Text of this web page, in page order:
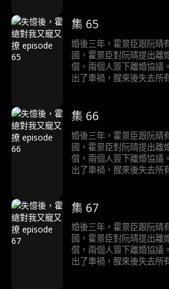
行人都送進了監獄後，徹
集 65
婚後三年，霍景臣跟阮晴
國，霍景臣對阮晴提出離
償，兩個人簽下離婚協議
出了車禍，醒來後失去所
行人都送進了監獄後，徹
集 66
婚後三年，霍景臣跟阮晴
國，霍景臣對阮晴提出離
償，兩個人簽下離婚協議
出了車禍，醒來後失去所
行人都送進了監獄後，徹
集 67
婚後三年，霍景臣跟阮晴
國，霍景臣對阮晴提出離
償，兩個人簽下離婚協議
出了車禍，醒來後失去所